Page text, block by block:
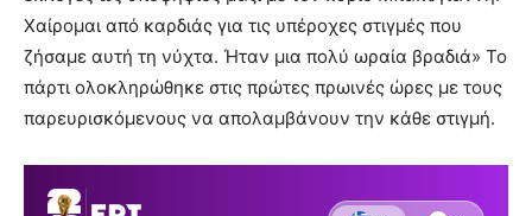
Χαίρομαι από καρδιάς για τις υπέροχες στιγμές που
ζήσαμε αυτή τη νύχτα. Ήταν μια πολύ ωραία βραδιά» Το
πάρτι ολοκληρώθηκε στις πρώτες πρωινές ώρες με τους
παρευρισκόμενους να απολαμβάνουν την κάθε στιγμή.